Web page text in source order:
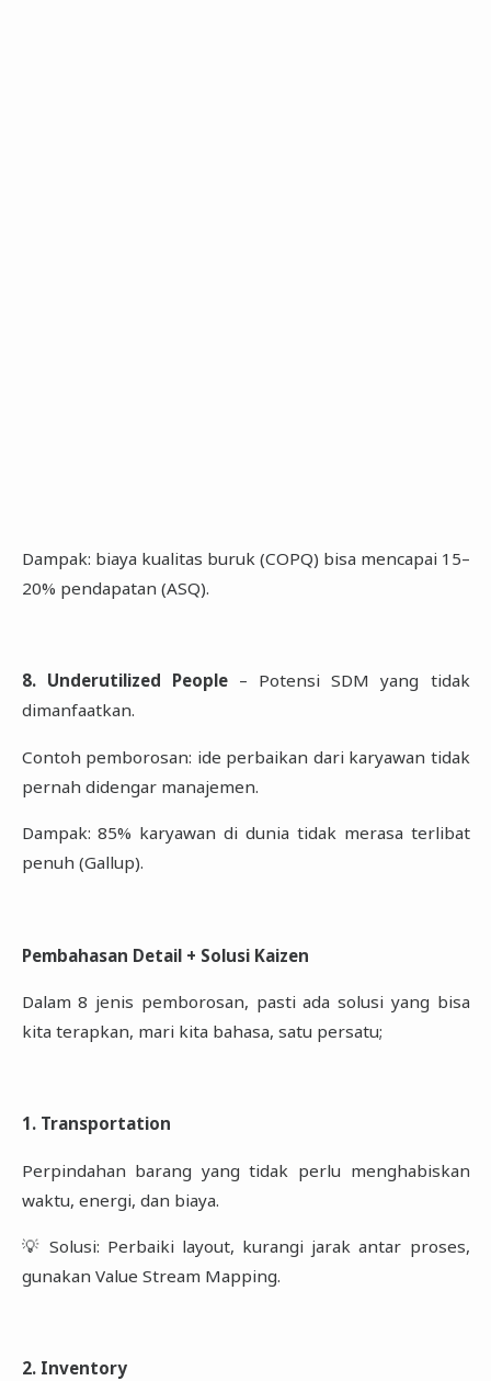
Dampak: biaya kualitas buruk (COPQ) bisa mencapai 15–
20% pendapatan (ASQ).
8. Underutilized People– Potensi SDM yang tidak
dimanfaatkan.
Contoh pemborosan: ide perbaikan dari karyawan tidak
pernah didengar manajemen.
Dampak: 85% karyawan di dunia tidak merasa terlibat
penuh (Gallup).
Pembahasan Detail + Solusi Kaizen
Dalam 8 jenis pemborosan, pasti ada solusi yang bisa
kita terapkan, mari kita bahasa, satu persatu;
1. Transportation
Perpindahan barang yang tidak perlu menghabiskan
waktu, energi, dan biaya.
💡 Solusi: Perbaiki layout, kurangi jarak antar proses,
gunakan Value Stream Mapping.
2. Inventory